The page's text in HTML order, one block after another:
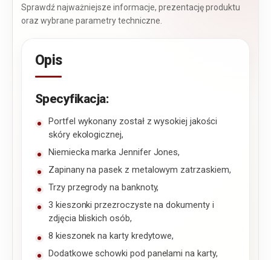
Sprawdź najważniejsze informacje, prezentację produktu
oraz wybrane parametry techniczne.
Opis
Specyfikacja:
Portfel wykonany został z wysokiej jakości
skóry ekologicznej,
Niemiecka marka Jennifer Jones,
Zapinany na pasek z metalowym zatrzaskiem,
Trzy przegrody na banknoty,
3 kieszonki przezroczyste na dokumenty i
zdjęcia bliskich osób,
8 kieszonek na karty kredytowe,
Dodatkowe schowki pod panelami na karty,